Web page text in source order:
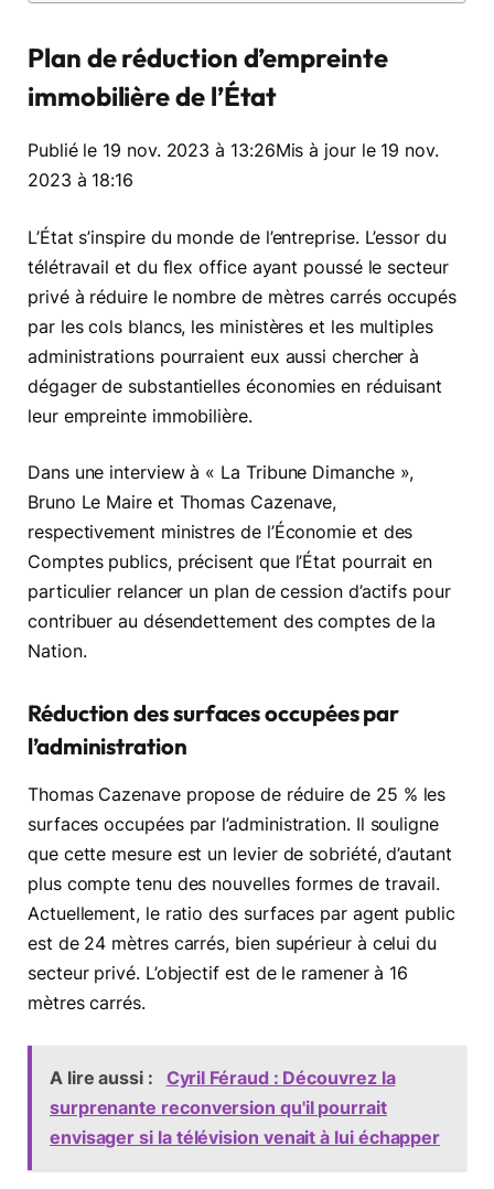
Plan de réduction d’empreinte
immobilière de l’État
Publié le 19 nov. 2023 à 13:26Mis à jour le 19 nov.
2023 à 18:16
L’État s’inspire du monde de l’entreprise. L’essor du
télétravail et du flex office ayant poussé le secteur
privé à réduire le nombre de mètres carrés occupés
par les cols blancs, les ministères et les multiples
administrations pourraient eux aussi chercher à
dégager de substantielles économies en réduisant
leur empreinte immobilière.
Dans une interview à « La Tribune Dimanche »,
Bruno Le Maire et Thomas Cazenave,
respectivement ministres de l’Économie et des
Comptes publics, précisent que l’État pourrait en
particulier relancer un plan de cession d’actifs pour
contribuer au désendettement des comptes de la
Nation.
Réduction des surfaces occupées par
l’administration
Thomas Cazenave propose de réduire de 25 % les
surfaces occupées par l’administration. Il souligne
que cette mesure est un levier de sobriété, d’autant
plus compte tenu des nouvelles formes de travail.
Actuellement, le ratio des surfaces par agent public
est de 24 mètres carrés, bien supérieur à celui du
secteur privé. L’objectif est de le ramener à 16
mètres carrés.
A lire aussi :
Cyril Féraud : Découvrez la
surprenante reconversion qu'il pourrait
envisager si la télévision venait à lui échapper